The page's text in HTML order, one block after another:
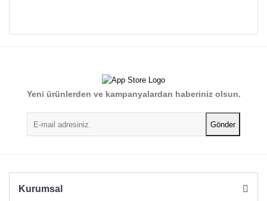
Yorum Yaz
Ürün resmi kalitesiz, bozuk veya görüntülenemiyor.
Ürün açıklamasında eksik bilgiler bulunuyor.
Ürün bilgilerinde hatalar bulunuyor.
Yeni ürünlerden ve kampanyalardan haberiniz olsun.
Gönder
Kurumsal